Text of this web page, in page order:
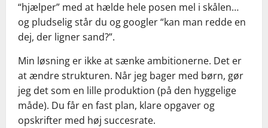
“hjælper” med at hælde hele posen mel i skålen…
og pludselig står du og googler “kan man redde en
dej, der ligner sand?”.
Min løsning er ikke at sænke ambitionerne. Det er
at ændre strukturen. Når jeg bager med børn, gør
jeg det som en lille produktion (på den hyggelige
måde). Du får en fast plan, klare opgaver og
opskrifter med høj succesrate.